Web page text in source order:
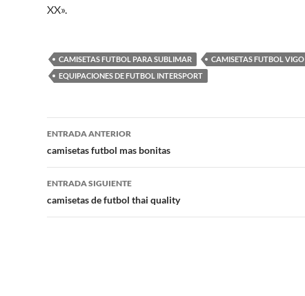
XX».
CAMISETAS FUTBOL PARA SUBLIMAR
CAMISETAS FUTBOL VIGO
EQUIPACIONES DE FUTBOL INTERSPORT
Navegación
de
entradas
ENTRADA ANTERIOR
camisetas futbol mas bonitas
ENTRADA SIGUIENTE
camisetas de futbol thai quality